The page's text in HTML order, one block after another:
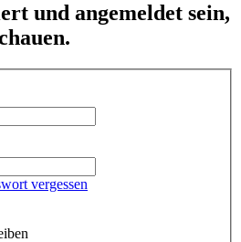
und angemeldet sein,
vergessen